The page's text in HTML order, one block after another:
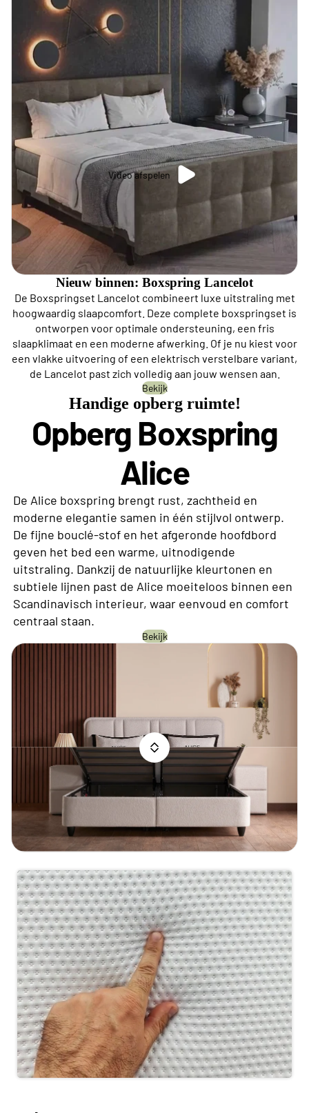
Video afspelen
Nieuw binnen: Boxspring Lancelot
De Boxspringset Lancelot combineert luxe uitstraling met
hoogwaardig slaapcomfort. Deze complete boxspringset is
ontworpen voor optimale ondersteuning, een fris
slaapklimaat en een moderne afwerking. Of je nu kiest voor
een vlakke uitvoering of een elektrisch verstelbare variant,
de Lancelot past zich volledig aan jouw wensen aan.
Bekijk
Handige opberg ruimte!
Opberg Boxspring
Alice
De Alice boxspring brengt rust, zachtheid en
moderne elegantie samen in één stijlvol ontwerp.
De fijne bouclé-stof en het afgeronde hoofdbord
geven het bed een warme, uitnodigende
uitstraling. Dankzij de natuurlijke kleurtonen en
subtiele lijnen past de Alice moeiteloos binnen een
Scandinavisch interieur, waar eenvoud en comfort
centraal staan.
Bekijk